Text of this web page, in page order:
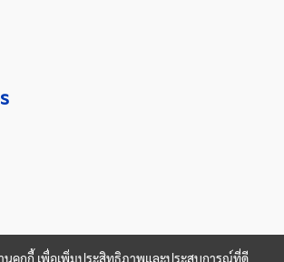
านคุกกี้ เพื่อเพิ่มประสิทธิภาพและประสบการณ์ที่ดี